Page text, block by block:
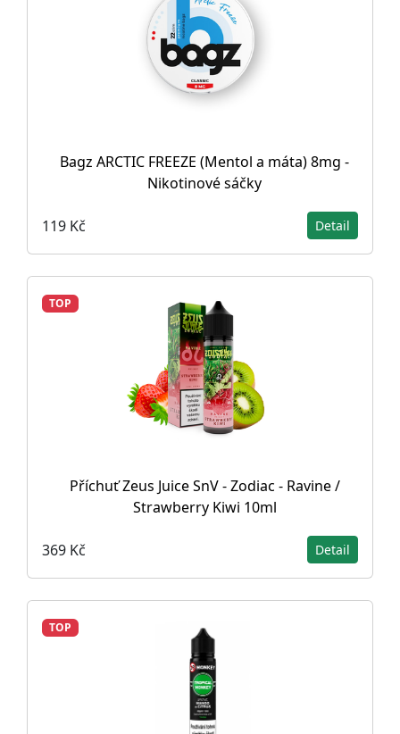
Bagz ARCTIC FREEZE (Mentol a máta) 8mg -
Nikotinové sáčky
119 Kč Detail
TOP
Příchuť Zeus Juice SnV - Zodiac - Ravine /
Strawberry Kiwi 10ml
369 Kč Detail
TOP